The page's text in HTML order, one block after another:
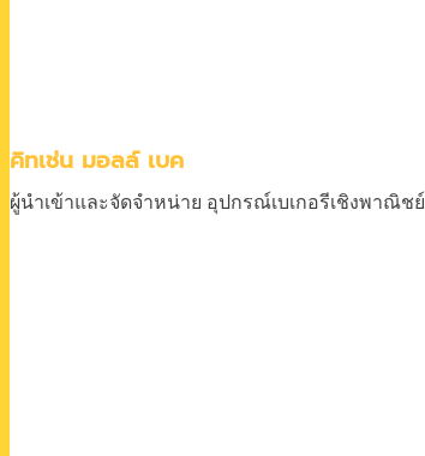
คิทเช่น มอลล์ เบค
ผู้นำเข้าและจัดจำหน่าย อุปกรณ์เบเกอรีเชิงพาณิชย์